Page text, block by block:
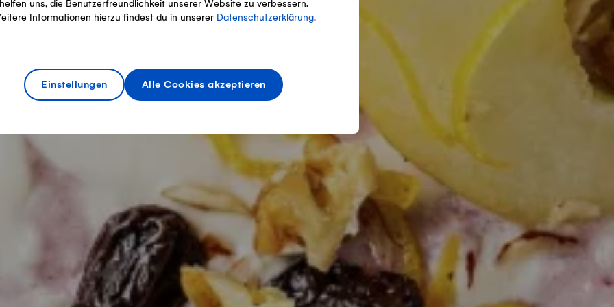
uns, die Benutzerfreundlichkeit unserer Website zu verbessern.
Informationen hierzu findest du in unserer Datenschutzerklärung.
Einstellungen Alle Cookies akzeptieren